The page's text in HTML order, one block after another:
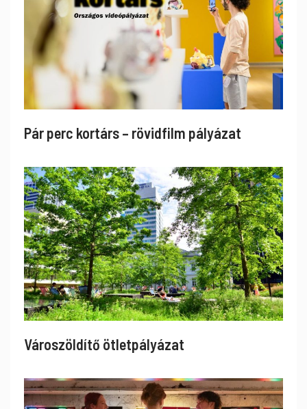
Pár perc kortárs – rövidfilm pályázat
Városzöldítő ötletpályázat